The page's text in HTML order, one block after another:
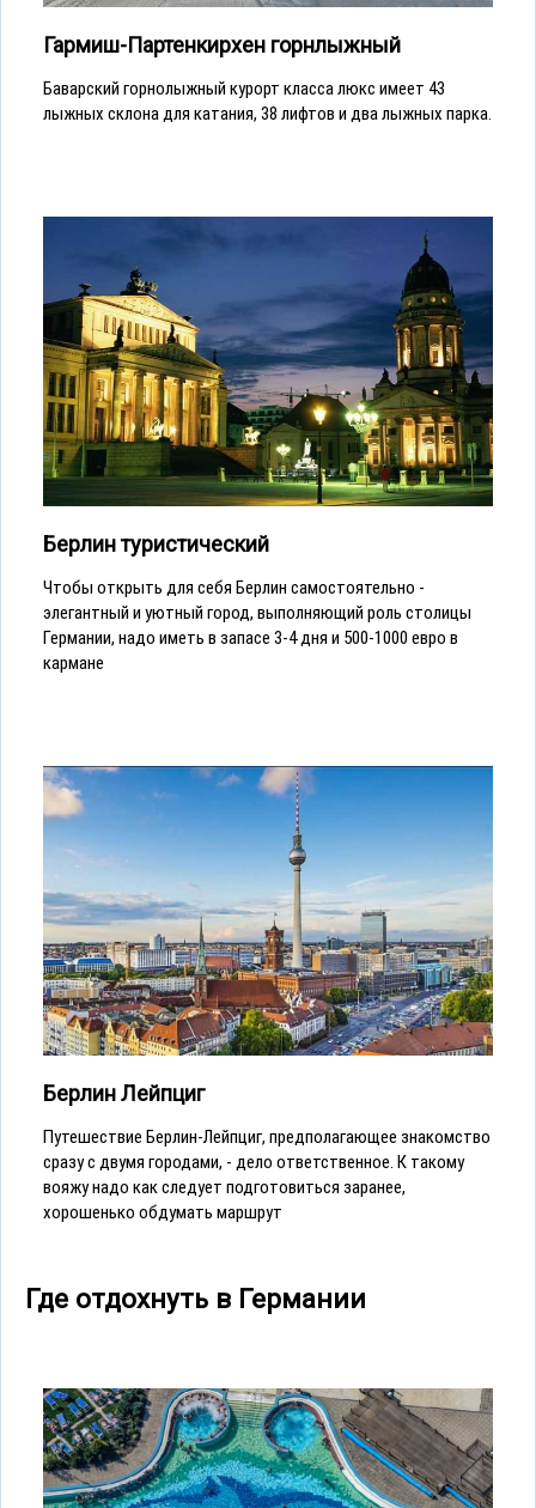
Гармиш-Партенкирхен горнлыжный
Баварский горнолыжный курорт класса люкс имеет 43
лыжных склона для катания, 38 лифтов и два лыжных парка.
Берлин туристический
Чтобы открыть для себя Берлин самостоятельно -
элегантный и уютный город, выполняющий роль столицы
Германии, надо иметь в запасе 3-4 дня и 500-1000 евро в
кармане
Берлин Лейпциг
Путешествие Берлин-Лейпциг, предполагающее знакомство
сразу с двумя городами, - дело ответственное. К такому
вояжу надо как следует подготовиться заранее,
хорошенько обдумать маршрут
Где отдохнуть в Германии